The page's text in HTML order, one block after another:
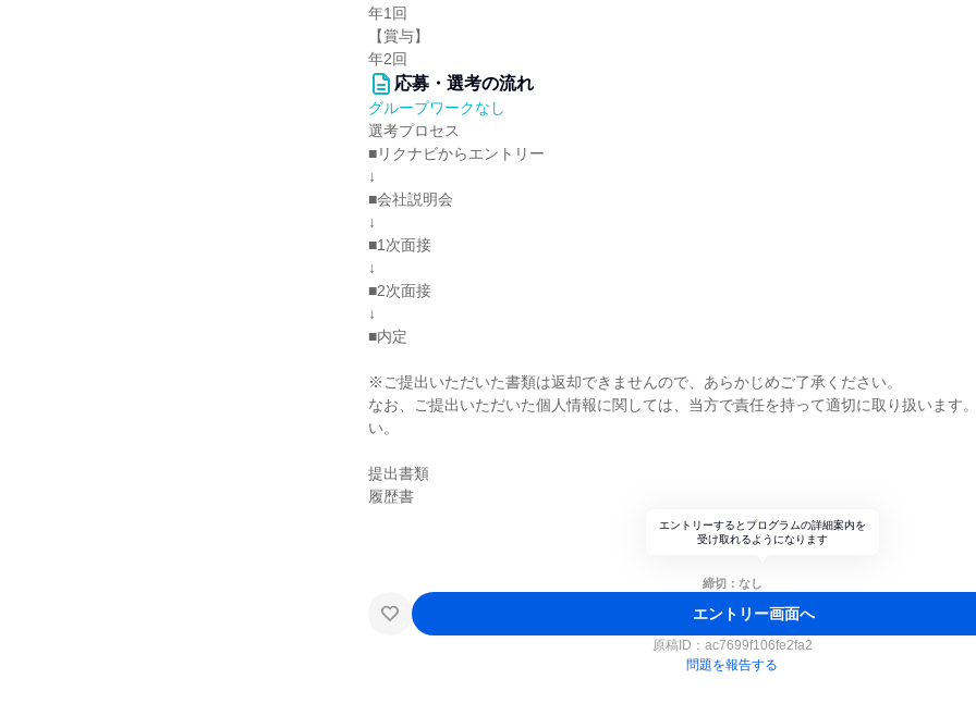
年1回
【賞与】
年2回
応募・選考の流れ
グループワークなし
選考プロセス
■リクナビからエントリー
↓
■会社説明会
↓
■1次面接
↓
■2次面接
↓
■内定
※ご提出いただいた書類は返却できませんので、あらかじめご了承ください。
なお、ご提出いただいた個人情報に関しては、当方で責任を持って適切に取り扱います
い。
提出書類
履歴書
エントリーするとプログラムの詳細案内を
受け取れるようになります
締切：なし
エントリー画面へ
原稿ID： ac7699f106fe2fa2
問題を報告する